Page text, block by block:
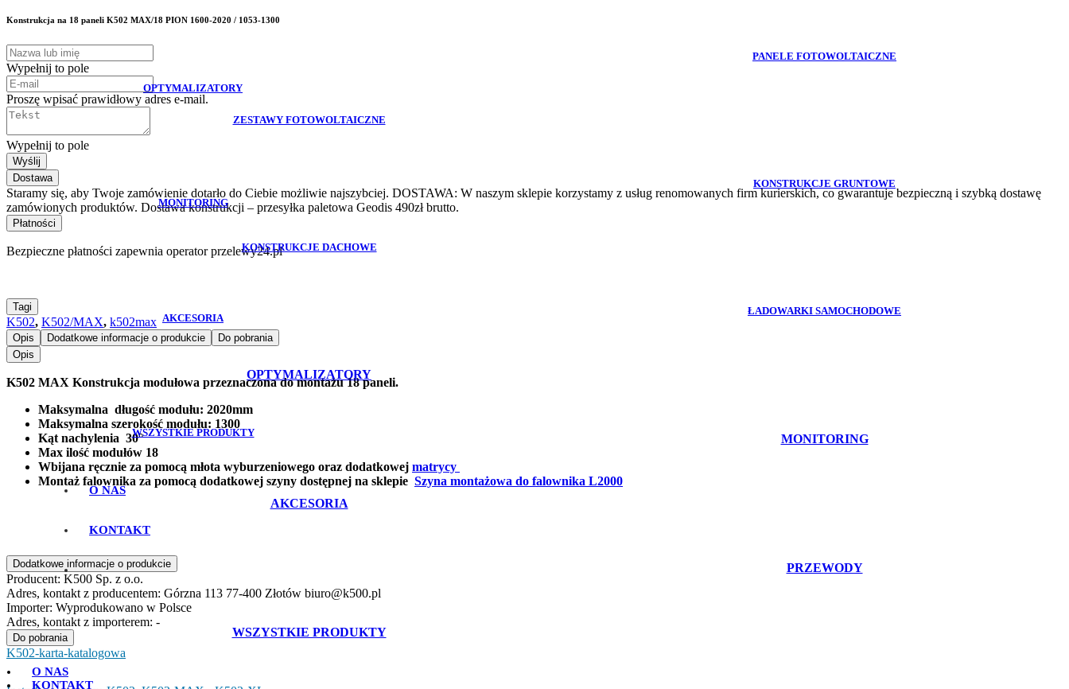
OPTYMALIZATORY
MONITORING
AKCESORIA
WSZYSTKIE PRODUKTY
O NAS
KONTAKT
PANELE FOTOWOLTAICZNE
ZESTAWY FOTOWOLTAICZNE
KONSTRUKCJE GRUNTOWE
KONSTRUKCJE DACHOWE
ŁADOWARKI SAMOCHODOWE
OPTYMALIZATORY
MONITORING
AKCESORIA
PRZEWODY
WSZYSTKIE PRODUKTY
O NAS
KONTAKT
Konstrukcja na 18 paneli K502 MAX/18 PION 1600-2020 / 1053-1300
Wypełnij to pole
Proszę wpisać prawidłowy adres e-mail.
Wypełnij to pole
Wyślij
Dostawa
Staramy się, aby Twoje zamówienie dotarło do Ciebie możliwie najszybciej. DOSTAWA: W naszym sklepie korzystamy z usług renomowanych firm kurierskich, co gwarantuje bezpieczną i szybką dostawę
zamówionych produktów. Dostawa konstrukcji – przesyłka paletowa Geodis 490zł brutto.
Płatności
Bezpieczne płatności zapewnia operator przelewy24.pl
Tagi
K502, K502/MAX, k502max
Opis Dodatkowe informacje o produkcie
Do pobrania
Opis
K502 MAX Konstrukcja modułowa przeznaczona do montażu 18 paneli.
Maksymalna długość modułu: 2020mm
Maksymalna szerokość modułu: 1300
Kąt nachylenia 30°
Max ilość modułów 18
Wbijana ręcznie za pomocą młota wyburzeniowego oraz dodatkowej matrycy
Montaż falownika za pomocą dodatkowej szyny dostępnej na sklepie Szyna montażowa do falownika L2000
Dodatkowe informacje o produkcie
Producent: K500 Sp. z o.o.
Adres, kontakt z producentem: Górzna 113 77-400 Złotów biuro@k500.pl
Importer: Wyprodukowano w Polsce
Adres, kontakt z importerem: -
Do pobrania
K502-karta-katalogowa